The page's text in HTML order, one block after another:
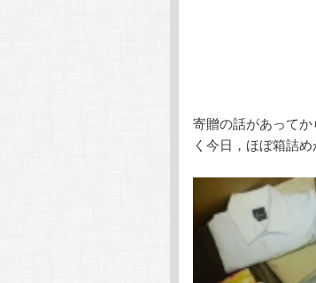
寄贈の話があって
く今日，ほぼ箱詰